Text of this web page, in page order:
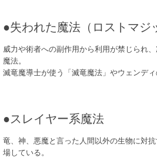
●失われた魔法（ロストマジ
威力や術者への副作用から利用が禁じられ
魔法。
滅竜魔導士が使う「滅竜魔法」やウェンディ
●スレイヤー系魔法
竜、神、悪魔と言った人間以外の生物に対
場している。